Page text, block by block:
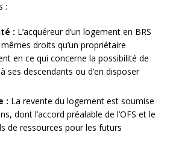
:
: L’acquéreur d’un logement en BRS
droits qu’un propriétaire
en ce qui concerne la possibilité de
ses descendants ou d’en disposer
: La revente du logement est soumise
dont l’accord préalable de l’OFS et le
de ressources pour les futurs